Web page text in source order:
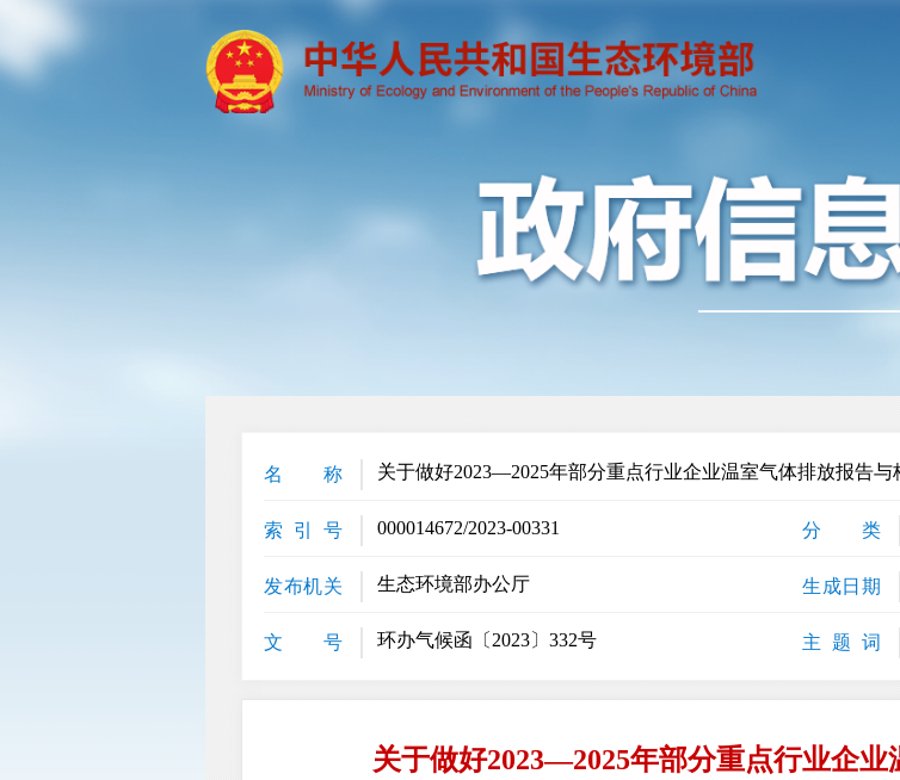
名 称 关于做好2023—2025年部分重点行业企业温室气体排放报告与
索 引 号 000014672/2023-00331 分 类
发布机关 生态环境部办公厅 生成日期
文 号 环办气候函〔2023〕332号 主 题 词
关于做好2023—2025年部分重点行业企